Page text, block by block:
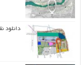
دانلود